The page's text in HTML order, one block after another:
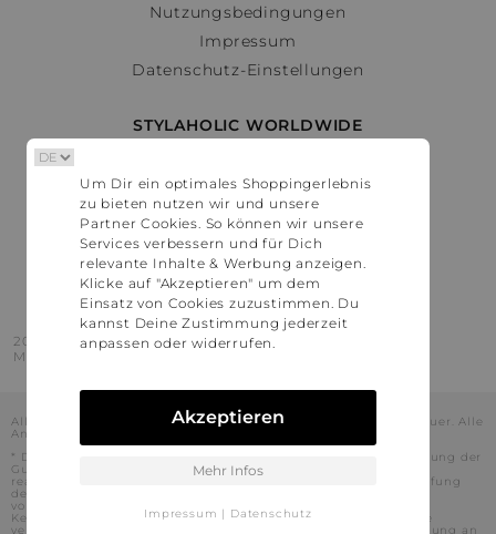
Nutzungsbedingungen
Impressum
Datenschutz-Einstellungen
STYLAHOLIC WORLDWIDE
Österreich
Schweiz
France
United States
2016 - 2026 © Stylaholic.
Made for you with love in munich.
Alle Preise inkl. der jeweils geltenden gesetzlichen Mehrwertsteuer. Alle
Angaben ohne Gewähr.
* Die angezeigten Preise beinhalten Rabatte, die durch die Nutzung der
Gutschein-Codes auf den Seiten unserer Partner voraussichtlich
realisiert werden können. Stylaholic führt keine vollständige Prüfung
der Gutschein-Codes durch und es kann daher in Einzelfällen
vorkommen, dass die Gutscheine abweichend von unserem
Kenntnisstand bei dem jeweiligen Shop nicht oder nur teilweise
verwendet werden können. Darüber hinaus kann deren Verwendung an
Um Dir ein optimales Shoppingerlebnis
zu bieten nutzen wir und unsere
Partner Cookies. So können wir unsere
Services verbessern und für Dich
relevante Inhalte & Werbung anzeigen.
Klicke auf "Akzeptieren" um dem
Einsatz von Cookies zuzustimmen. Du
kannst Deine Zustimmung jederzeit
anpassen oder widerrufen.
Akzeptieren
Mehr Infos
Impressum | Datenschutz